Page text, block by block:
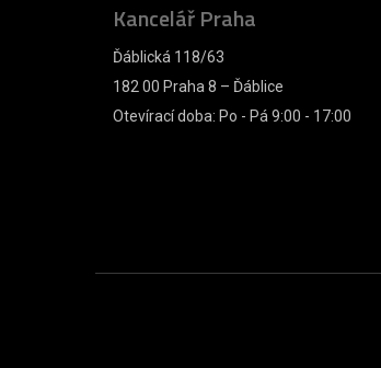
Kancelář Praha
Ďáblická 118/63
182 00 Praha 8 – Ďáblice
Otevírací doba: Po - Pá 9:00 - 17:00